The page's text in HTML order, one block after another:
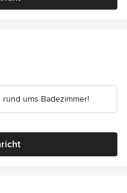
5 Sternen
ums Badezimmer!